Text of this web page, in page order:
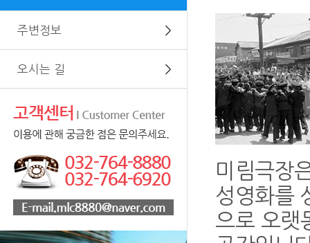
주변정보 ＞
오시는 길 ＞
미림극장
성영화를
으로 오랫